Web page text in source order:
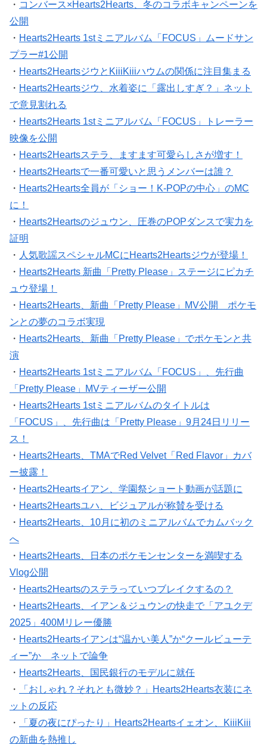
・ コンバース×Hearts2Hearts、冬のコラボキャンペーンを
公開
・ Hearts2Hearts 1stミニアルバム「FOCUS」ムードサン
プラー#1公開
・ Hearts2HeartsジウとKiiiKiiiハウムの関係に注目集まる
・ Hearts2Heartsジウ、水着姿に「露出しすぎ？」ネット
で意見割れる
・ Hearts2Hearts 1stミニアルバム「FOCUS」トレーラー
映像を公開
・ Hearts2Heartsステラ、ますます可愛らしさが増す！
・ Hearts2Heartsで一番可愛いと思うメンバーは誰？
・ Hearts2Hearts全員が「ショー！K-POPの中心」のMC
に！
・ Hearts2Heartsのジュウン、圧巻のPOPダンスで実力を
証明
・ 人気歌謡スペシャルMCにHearts2Heartsジウが登場！
・ Hearts2Hearts 新曲「Pretty Please」ステージにピカチ
ュウ登場！
・ Hearts2Hearts、新曲「Pretty Please」MV公開 ポケモ
ンとの夢のコラボ実現
・ Hearts2Hearts、新曲「Pretty Please」でポケモンと共
演
・ Hearts2Hearts 1stミニアルバム「FOCUS」、先行曲
「Pretty Please」MVティーザー公開
・ Hearts2Hearts 1stミニアルバムのタイトルは
「FOCUS」、先行曲は「Pretty Please」9月24日リリー
ス！
・ Hearts2Hearts、TMAでRed Velvet「Red Flavor」カバ
ー披露！
・ Hearts2Heartsイアン、学園祭ショート動画が話題に
・ Hearts2Heartsユハ、ビジュアルが称賛を受ける
・ Hearts2Hearts、10月に初のミニアルバムでカムバック
へ
・ Hearts2Hearts、日本のポケモンセンターを満喫する
Vlog公開
・ Hearts2Heartsのステラっていつブレイクするの？
・ Hearts2Hearts、イアン＆ジュウンの快走で「アユクデ
2025」400Mリレー優勝
・ Hearts2Heartsイアンは“温かい美人”か“クールビューテ
ィー”か ネットで論争
・ Hearts2Hearts、国民銀行のモデルに就任
・
「おしゃれ？それとも微妙？」Hearts2Hearts衣装にネ
ットの反応
・
「夏の夜にぴったり」Hearts2Heartsイェオン、KiiiKiii
の新曲を熱推し